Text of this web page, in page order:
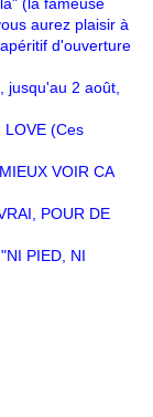
aurez plaisir à
d'ouverture
jusqu'au 2 août,
LOVE (Ces
VOIR CA
POUR DE
PIED, NI